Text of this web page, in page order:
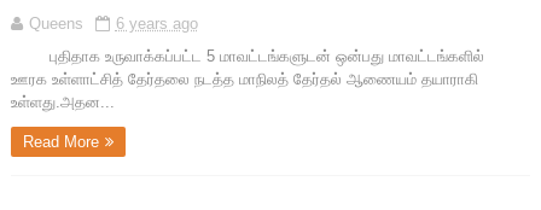
Queens
6 years ago
புதிதாக உருவாக்கப்பட்ட 5 மாவட்டங்களுடன் ஒன்பது மாவட்டங்களில்
ஊரக உள்ளாட்சித் தேர்தலை நடத்த மாநிலத் தேர்தல் ஆணையம் தயாராகி
உள்ளது.அதன...
Read More